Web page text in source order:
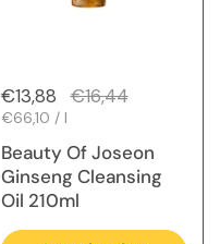
Regulärer Preis
€13,88 Sale-Preis
€16,44
Stückpreis
€66,10 / l
Beauty Of Joseon
Ginseng Cleansing
Oil 210ml